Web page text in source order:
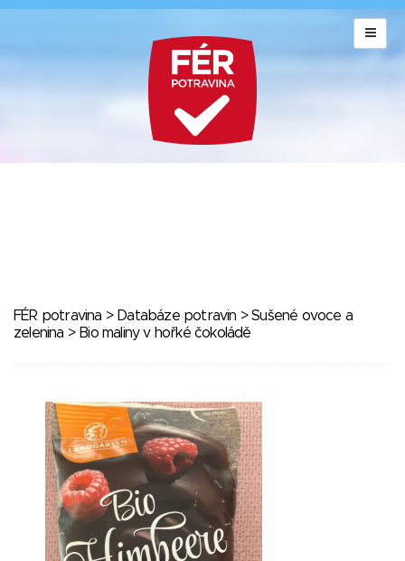
FÉR potravina > Databáze potravin >Sušené ovoce a
zelenina > Bio maliny v hořké čokoládě